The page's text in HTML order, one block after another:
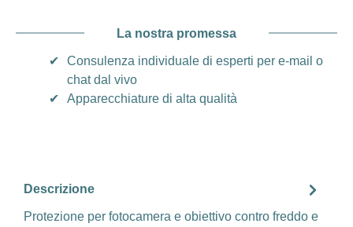
La nostra promessa
✔
Consulenza individuale di esperti per e-mail o
chat dal vivo
✔
Apparecchiature di alta qualità
Descrizione
Protezione per fotocamera e obiettivo contro freddo e